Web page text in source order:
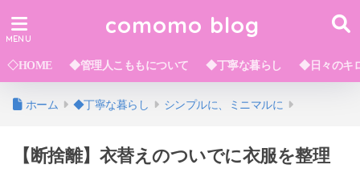
comomo blog
◇HOME ◆管理人こももについて ◆丁寧な暮らし ◆日々のキ
ホーム ◆丁寧な暮らし シンプルに、ミニマルに
【断捨離】衣替えのついでに衣服を整理